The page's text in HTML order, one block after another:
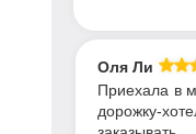
Оля Ли
Приехала в
дорожку-